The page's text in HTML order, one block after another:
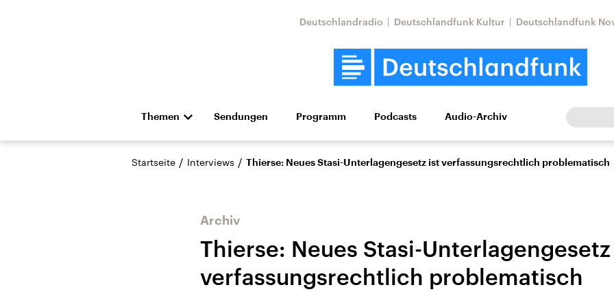
Deutschlandradio Deutschlandfunk Kultur Deutschlandfunk
Themen
Die Nachrichten Politik Wirtschaft Wissen Kultur Europa
Hörspiel und Feature Musik
Landtagswahl Sachsen-
USA
Nahostkonflikt
Iran
Sendungen Programm Podcasts Audio-Archiv
Startseite / Interviews / Thierse: Neues Stasi-Unterlagengesetz ist verfassungsrechtlich problematisch
Archiv
Thierse: Neues Stasi-
verfassungsrechtlich problematisch